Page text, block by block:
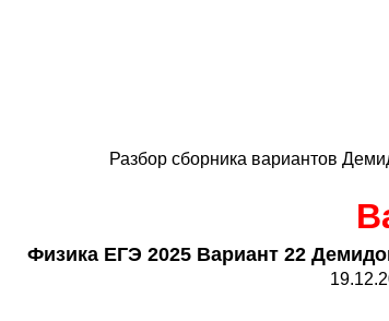
Разбор сборника вариантов
Физика ЕГЭ 2025 Вариант 22
19.12